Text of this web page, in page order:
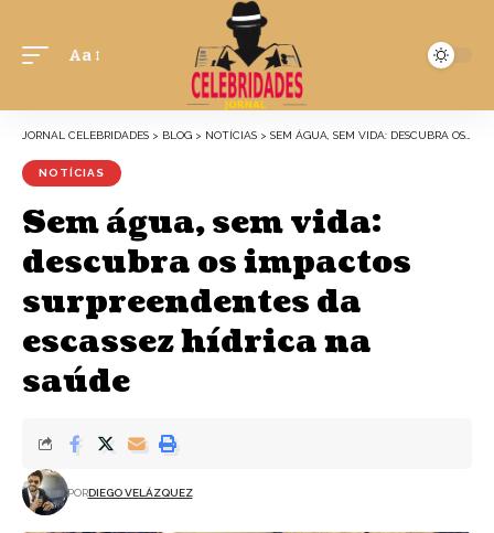
Aa
JORNAL CELEBRIDADES > BLOG > NOTÍCIAS > SEM ÁGUA, SEM VIDA: DESCUBRA OS IMPACTOS SURPREENDENTES DA ESCASSEZ HÍDRICA NA SAÚDE
NOTÍCIAS
Sem água, sem vida:
descubra os impactos
surpreendentes da
escassez hídrica na
saúde
PORDIEGO VELÁZQUEZ